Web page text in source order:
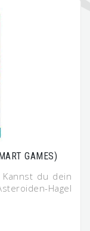
GAMES)
du dein
Hagel